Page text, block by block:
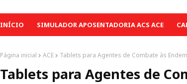
INÍCIO SIMULADOR APOSENTADORIA ACS ACE
Página inicial ACE Tablets para Agentes de Combate às
Tablets para Agentes de